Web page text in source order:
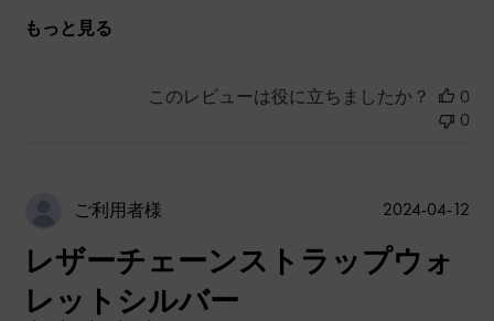
もっと見る
このレビューは役に立ちましたか？
0
0
ご利用者様
レザーチェーンストラップウォ
レットシルバー
公
2024-04-12